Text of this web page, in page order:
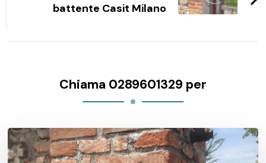
battente Casit Milano
Chiama 0289601329 per